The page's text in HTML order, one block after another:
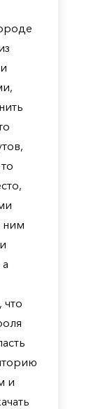
ним
что
и